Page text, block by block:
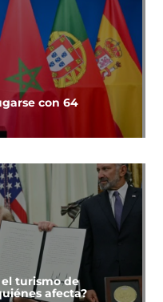
con 64
turismo de
afecta?